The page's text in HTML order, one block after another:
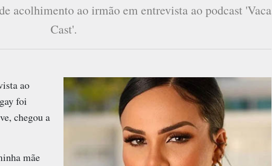
acolhimento ao irmão em entrevista ao podcast 'Vaca
Cast'.
ao
foi
chegou a
mãe